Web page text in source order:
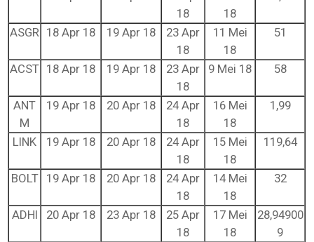
18
18
ASGR 18 Apr 18 19 Apr 18
23 Apr
18
11 Mei
18
51
ACST 18 Apr 18 19 Apr 18
23 Apr
18
9 Mei 18 58
ANT
M
19 Apr 18 20 Apr 18
24 Apr
18
16 Mei
18
1,99
LINK 19 Apr 18 20 Apr 18
24 Apr
18
15 Mei
18
119,64
BOLT 19 Apr 18 20 Apr 18
24 Apr
18
14 Mei
18
32
ADHI 20 Apr 18 23 Apr 18
25 Apr
18
17 Mei
18
28,94900
9